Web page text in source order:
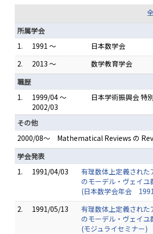
所属学会
1.
1991 ～
日本数学会
2.
2013 ～
数学教育学会
職歴
1.
1999/04 ～
2002/03
日本学術振興会 特
その他
2000/08〜 Mathematical Reviews の
学会発表
1.
1991/04/03
有理数体上定義された
のモーデル・ヴェイユ
(日本数学会年会
2.
1991/05/13
有理数体上定義された
のモーデル・ヴェイユ
(モジュライセミナー)